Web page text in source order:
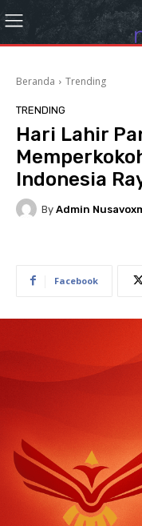
Beranda Trending
TRENDING
Hari Lahir
Indonesia
By Admin
Facebook